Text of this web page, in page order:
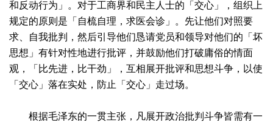
和反动行为」。对于工商界和民主人士的「交心」，组织上
规定的原则是「自梳自理，求医会诊」。先让他们对照要
求、自我批判，然后引导他们恳请党员和领导对他们的「坏
思想」有针对性地进行批评，并鼓励他们打破庸俗的情面
观，「比先进，比干劲」，互相展开批评和思想斗争，以使
「交心」落在实处，防止「交心」走过场。
根据毛泽东的一贯主张，凡展开政治批判斗争皆需有一